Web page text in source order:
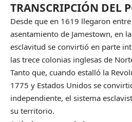
TRANSCRIPCIÓN DEL
Desde que en 1619 llegaron
asentamiento de Jamestown, en
esclavitud se convirtió en parte
las trece colonias inglesas de
Tanto que, cuando estalló la
1775 y Estados Unidos se
independiente, el sistema
su territorio.